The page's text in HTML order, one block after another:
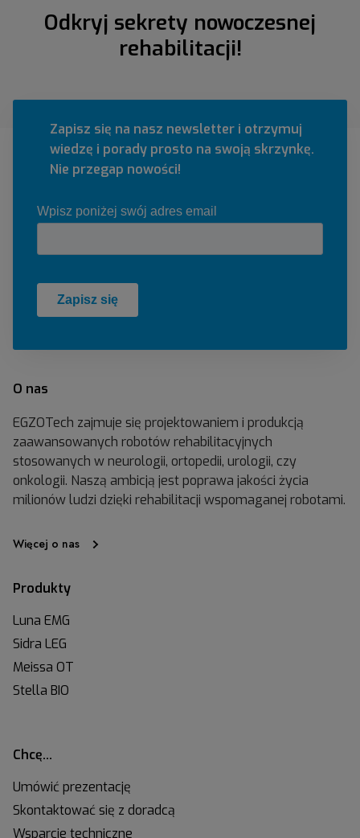
Odkryj sekrety nowoczesnej
rehabilitacji!
Zapisz się na nasz newsletter i otrzymuj
wiedzę i porady prosto na swoją skrzynkę.
Nie przegap nowości!
O nas
EGZOTech zajmuje się projektowaniem i produkcją
zaawansowanych robotów rehabilitacyjnych
stosowanych w neurologii, ortopedii, urologii, czy
onkologii. Naszą ambicją jest poprawa jakości życia
milionów ludzi dzięki rehabilitacji wspomaganej robotami.
Więcej o nas
Produkty
Luna EMG
Sidra LEG
Meissa OT
Stella BIO
Chcę…
Umówić prezentację
Skontaktować się z doradcą
Wsparcie techniczne